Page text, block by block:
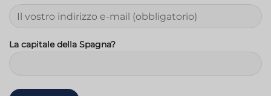
La capitale della Spagna?